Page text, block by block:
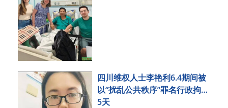
四川维权人士李艳利6.4期间被
以“扰乱公共秩序”罪名行政拘留
5天